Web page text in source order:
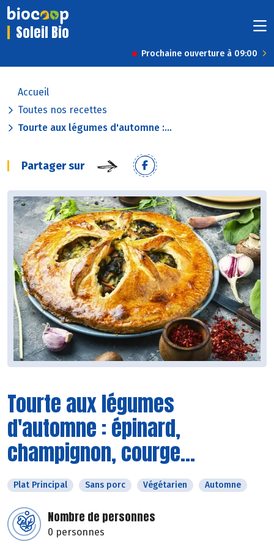
Soleil Bio
Prochaine ouverture à 09:00
Accueil
Toutes nos recettes
Tourte aux légumes d'automne :...
Partager sur
Tourte aux légumes
d'automne : épinard,
champignon, courge...
Plat Principal Sans porc Végétarien Automne
Nombre de personnes
0 personnes